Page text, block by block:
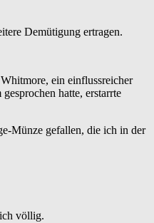
Demütigung ertragen.
ein einflussreicher
hatte, erstarrte
Münze gefallen, die ich in der
völlig.